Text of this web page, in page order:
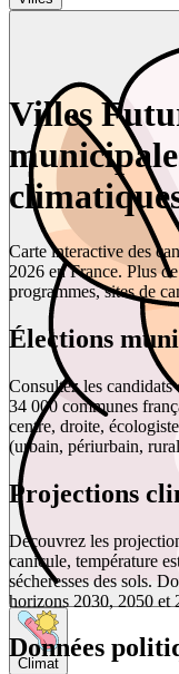
Climat
Villes
Carte interactive des
2026 en France. Plus
programmes, sites de
Élections
Consultez les candidats
34 000 communes
centre, droite,
(urbain, périurbain,
Projections
Découvrez les
canicule, température
sécheresses des sols.
horizons 2030, 2050 et
Données